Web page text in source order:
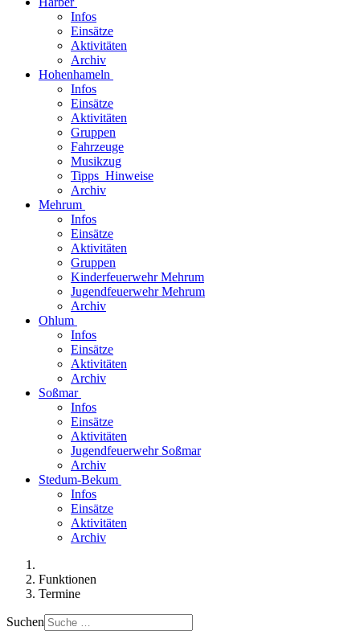
Infos
Einsätze
Aktivitäten
Archiv
Hohenhameln
Infos
Einsätze
Aktivitäten
Gruppen
Fahrzeuge
Musikzug
Tipps_Hinweise
Archiv
Mehrum
Infos
Einsätze
Aktivitäten
Gruppen
Kinderfeuerwehr Mehrum
Jugendfeuerwehr Mehrum
Archiv
Ohlum
Infos
Einsätze
Aktivitäten
Archiv
Soßmar
Infos
Einsätze
Aktivitäten
Jugendfeuerwehr Soßmar
Archiv
Stedum-Bekum
Infos
Einsätze
Aktivitäten
Archiv
Funktionen
Termine
Suchen